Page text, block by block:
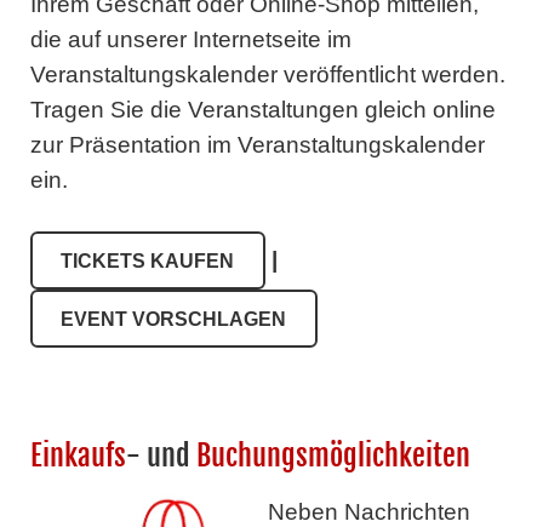
die auf unserer Internetseite im
Veranstaltungskalender veröffentlicht werden.
Tragen Sie die Veranstaltungen gleich online
zur Präsentation im Veranstaltungskalender
ein.
TICKETS KAUFEN |
EVENT VORSCHLAGEN
Einkaufs- und Buchungsmöglichkeiten
Neben Nachrichten